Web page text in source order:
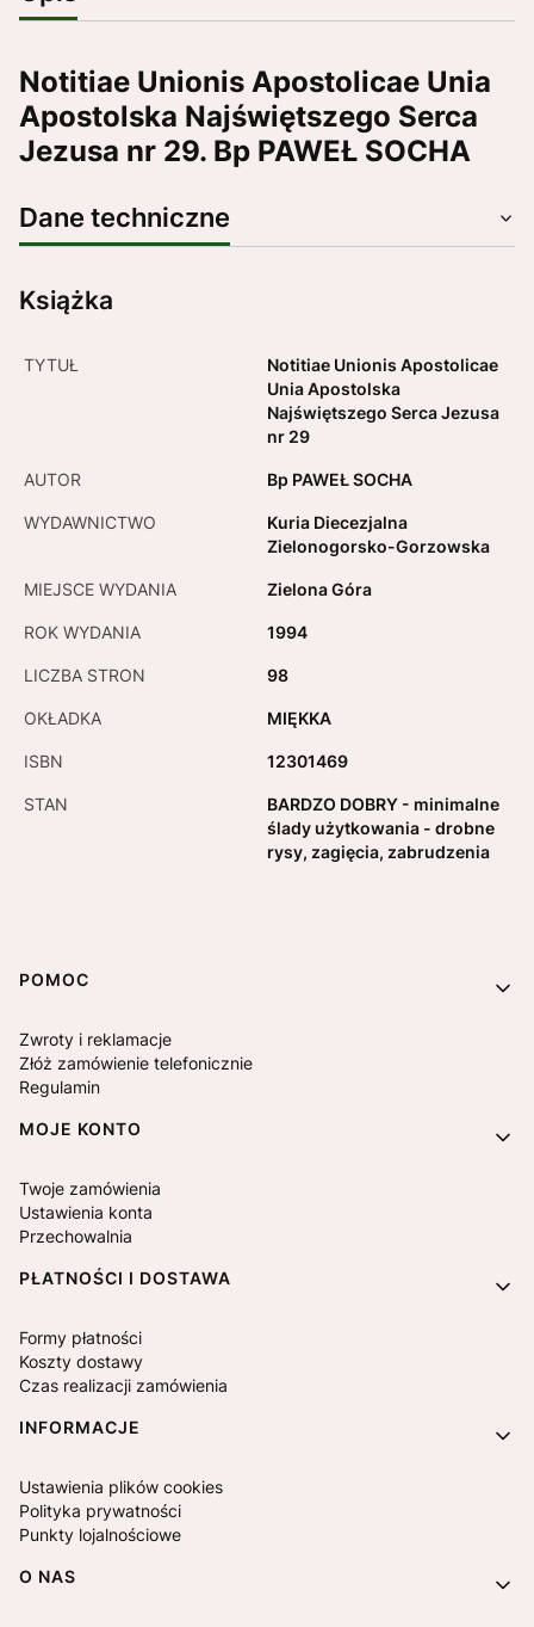
Notitiae Unionis Apostolicae Unia
Apostolska Najświętszego Serca
Jezusa nr 29. Bp PAWEŁ SOCHA
Dane techniczne
Książka
TYTUŁ
Notitiae Unionis Apostolicae
Unia Apostolska
Najświętszego Serca Jezusa
nr 29
AUTOR Bp PAWEŁ SOCHA
WYDAWNICTWO
Kuria Diecezjalna
Zielonogorsko-Gorzowska
MIEJSCE WYDANIA Zielona Góra
ROK WYDANIA 1994
LICZBA STRON 98
OKŁADKA MIĘKKA
ISBN 12301469
STAN
BARDZO DOBRY - minimalne
ślady użytkowania - drobne
rysy, zagięcia, zabrudzenia
Linki w stopce
POMOC
Zwroty i reklamacje
Złóż zamówienie telefonicznie
Regulamin
MOJE KONTO
Twoje zamówienia
Ustawienia konta
Przechowalnia
PŁATNOŚCI I DOSTAWA
Formy płatności
Koszty dostawy
Czas realizacji zamówienia
INFORMACJE
Ustawienia plików cookies
Polityka prywatności
Punkty lojalnościowe
O NAS